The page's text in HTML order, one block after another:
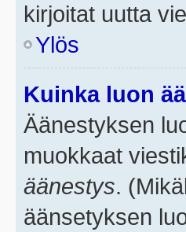
kirjoitat uutta
Ylös
Kuinka luon
Äänestyksen
muokkaat
äänestys.
äänsetyksen